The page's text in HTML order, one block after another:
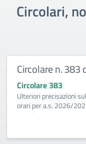
Circolari,
Circolare n. 383
Circolare 383
Ulteriori precisazioni
orari per a.s. 2026/